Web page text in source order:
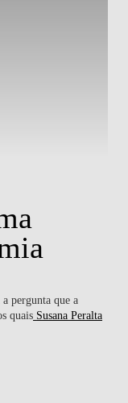
pergunta que a
quais Susana Peralta